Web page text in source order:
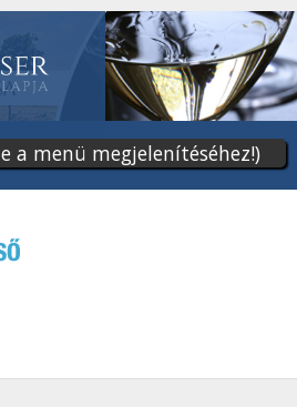
a menü megjelenítéséhez!)